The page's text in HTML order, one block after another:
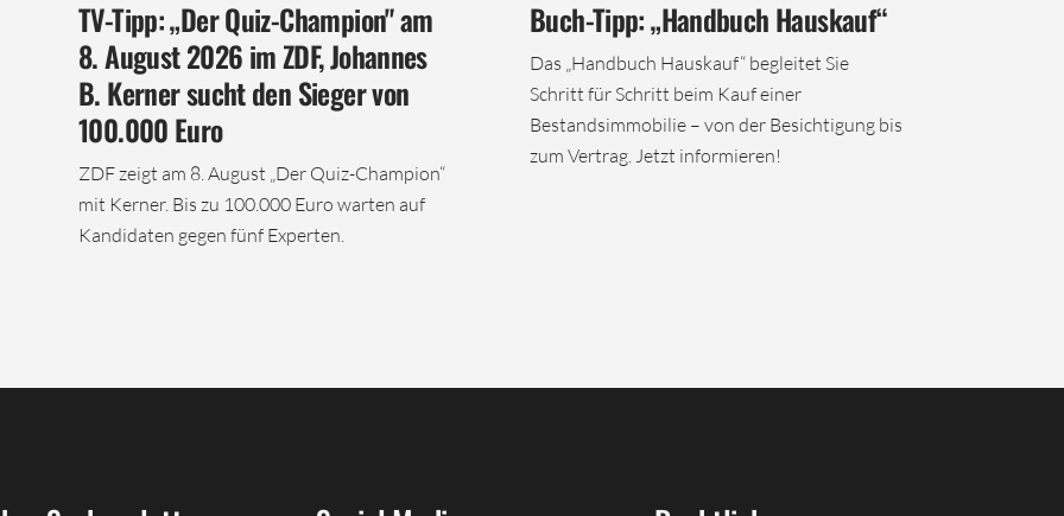
TV-Tipp: „Der Quiz-Champion" am
8. August 2026 im ZDF, Johannes
B. Kerner sucht den Sieger von
100.000 Euro
ZDF zeigt am 8. August „Der Quiz-Champion“
mit Kerner. Bis zu 100.000 Euro warten auf
Kandidaten gegen fünf Experten.
Buch-Tipp: „Handbuch Hauskauf“
Das „Handbuch Hauskauf“ begleitet Sie
Schritt für Schritt beim Kauf einer
Bestandsimmobilie – von der Besichtigung bis
zum Vertrag. Jetzt informieren!